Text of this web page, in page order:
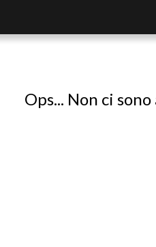
Ops... Non ci